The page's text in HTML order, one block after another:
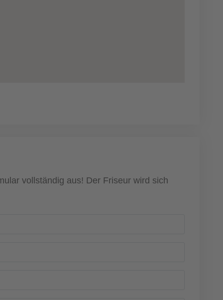
vollständig aus! Der Friseur wird sich